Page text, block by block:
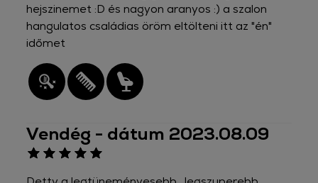
hejszinemet :D és nagyon aranyos :) a szalon
hangulatos családias öröm eltölteni itt az "én"
időmet
Vendég - dátum 2023.08.09